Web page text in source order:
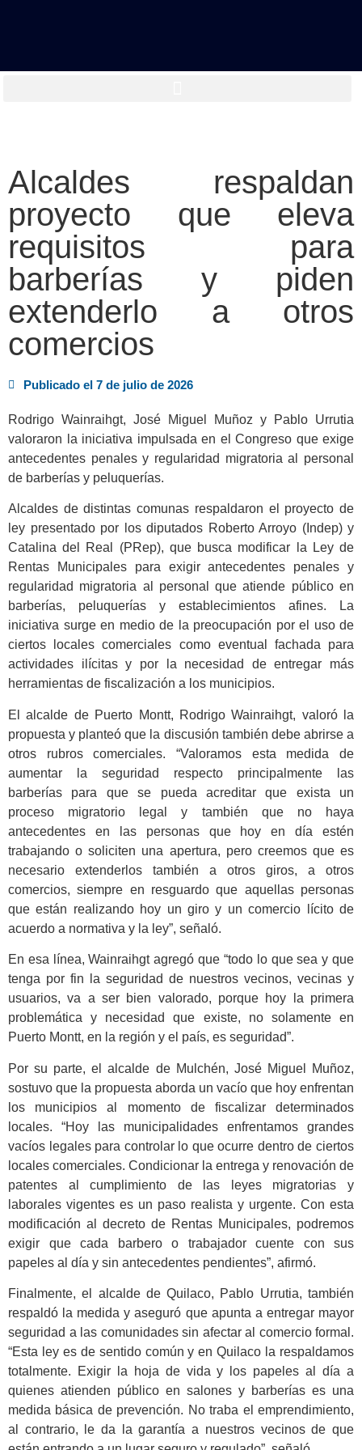
Alcaldes respaldan
proyecto que eleva
requisitos para
barberías y piden
extenderlo a otros
comercios
Publicado el 7 de julio de 2026
Rodrigo Wainraihgt, José Miguel Muñoz y Pablo Urrutia
valoraron la iniciativa impulsada en el Congreso que exige
antecedentes penales y regularidad migratoria al personal
de barberías y peluquerías.
Alcaldes de distintas comunas respaldaron el proyecto de
ley presentado por los diputados Roberto Arroyo (Indep) y
Catalina del Real (PRep), que busca modificar la Ley de
Rentas Municipales para exigir antecedentes penales y
regularidad migratoria al personal que atiende público en
barberías, peluquerías y establecimientos afines. La
iniciativa surge en medio de la preocupación por el uso de
ciertos locales comerciales como eventual fachada para
actividades ilícitas y por la necesidad de entregar más
herramientas de fiscalización a los municipios.
El alcalde de Puerto Montt, Rodrigo Wainraihgt, valoró la
propuesta y planteó que la discusión también debe abrirse a
otros rubros comerciales. “Valoramos esta medida de
aumentar la seguridad respecto principalmente las
barberías para que se pueda acreditar que exista un
proceso migratorio legal y también que no haya
antecedentes en las personas que hoy en día estén
trabajando o soliciten una apertura, pero creemos que es
necesario extenderlos también a otros giros, a otros
comercios, siempre en resguardo que aquellas personas
que están realizando hoy un giro y un comercio lícito de
acuerdo a normativa y la ley”, señaló.
En esa línea, Wainraihgt agregó que “todo lo que sea y que
tenga por fin la seguridad de nuestros vecinos, vecinas y
usuarios, va a ser bien valorado, porque hoy la primera
problemática y necesidad que existe, no solamente en
Puerto Montt, en la región y el país, es seguridad”.
Por su parte, el alcalde de Mulchén, José Miguel Muñoz,
sostuvo que la propuesta aborda un vacío que hoy enfrentan
los municipios al momento de fiscalizar determinados
locales. “Hoy las municipalidades enfrentamos grandes
vacíos legales para controlar lo que ocurre dentro de ciertos
locales comerciales. Condicionar la entrega y renovación de
patentes al cumplimiento de las leyes migratorias y
laborales vigentes es un paso realista y urgente. Con esta
modificación al decreto de Rentas Municipales, podremos
exigir que cada barbero o trabajador cuente con sus
papeles al día y sin antecedentes pendientes”, afirmó.
Finalmente, el alcalde de Quilaco, Pablo Urrutia, también
respaldó la medida y aseguró que apunta a entregar mayor
seguridad a las comunidades sin afectar al comercio formal.
“Esta ley es de sentido común y en Quilaco la respaldamos
totalmente. Exigir la hoja de vida y los papeles al día a
quienes atienden público en salones y barberías es una
medida básica de prevención. No traba el emprendimiento,
al contrario, le da la garantía a nuestros vecinos de que